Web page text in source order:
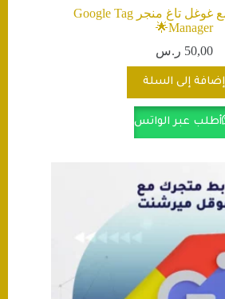
ربط متجرك مع غوغل تاغ منجر Google Tag
Manager🌟
50,00 ر.س
إضافة إلى السلة
أطلب عبر الواتس